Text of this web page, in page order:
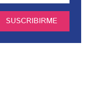
SUSCRIBIRME